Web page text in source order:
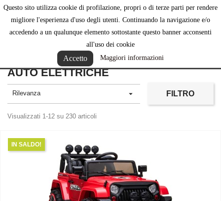
Questo sito utilizza cookie di profilazione, propri o di terze parti per rendere
migliore l'esperienza d'uso degli utenti. Continuando la navigazione e/o
accedendo a un qualunque elemento sottostante questo banner acconsenti
all'uso dei cookie
Accetto Maggiori informazioni

AUTO ELETTRICHE
Rilevanza  FILTRO
Visualizzati 1-12 su 230 articoli
IN SALDO!